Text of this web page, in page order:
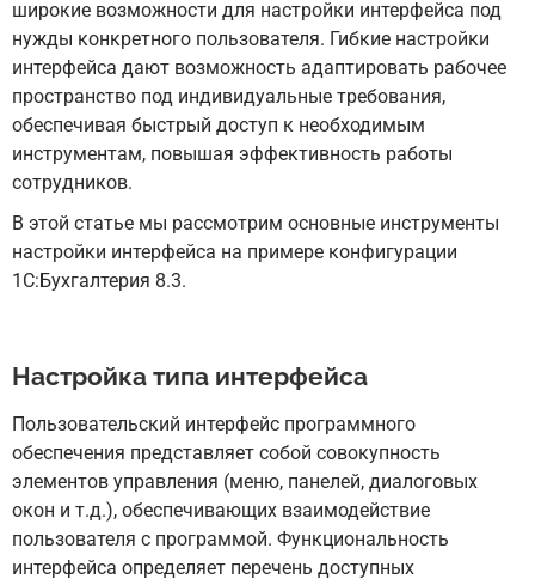
широкие возможности для настройки интерфейса под
нужды конкретного пользователя. Гибкие настройки
интерфейса дают возможность адаптировать рабочее
пространство под индивидуальные требования,
обеспечивая быстрый доступ к необходимым
инструментам, повышая эффективность работы
сотрудников.
В этой статье мы рассмотрим основные инструменты
настройки интерфейса на примере конфигурации
1С:Бухгалтерия 8.3.
Настройка типа интерфейса
Пользовательский интерфейс программного
обеспечения представляет собой совокупность
элементов управления (меню, панелей, диалоговых
окон и т.д.), обеспечивающих взаимодействие
пользователя с программой. Функциональность
интерфейса определяет перечень доступных